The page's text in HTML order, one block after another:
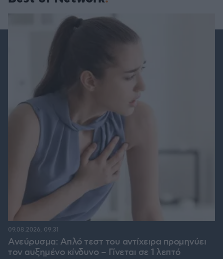
Ανεύρυσμα: Απλό τεστ του αντίχειρα προμηνύει
τον αυξημένο κίνδυνο – Γίνεται σε 1 λεπτό
09.08.2026, 09:31